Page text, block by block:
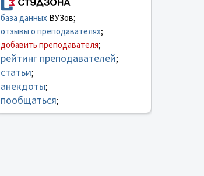
база данныхВУЗов;
отзывы о преподавателях;
добавить преподавателя;
рейтинг преподавателей;
статьи;
анекдоты;
пообщаться;